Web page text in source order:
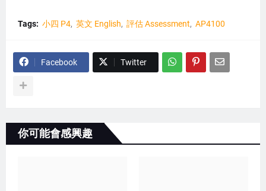
Tags: 小四 P4 英文 English 評估 Assessment AP4100
Facebook Twitter
你可能會感興趣